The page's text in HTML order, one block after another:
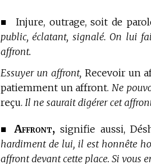
■ Injure, outrage, soit de
public, éclatant, signalé. On lui
affront.
Essuyer un affront, Recevoir un
patiemment un affront. Ne
reçu. Il ne saurait digérer cet
■ Affront, signifie aussi,
hardiment de lui, il est honnête
affront devant cette place. Si vous